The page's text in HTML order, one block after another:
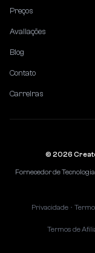
Preços
Avaliações
Blog
Contato
Carreiras
© 2026
Fornecedor de
Privacidade •
Termos de